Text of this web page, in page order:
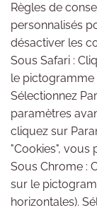
Règles de
personnalisés
désactiver les
Sous Safari :
le pictogramme
Sélectionnez
paramètres
cliquez sur
"Cookies", vous
Sous Chrome :
sur le
horizontales).